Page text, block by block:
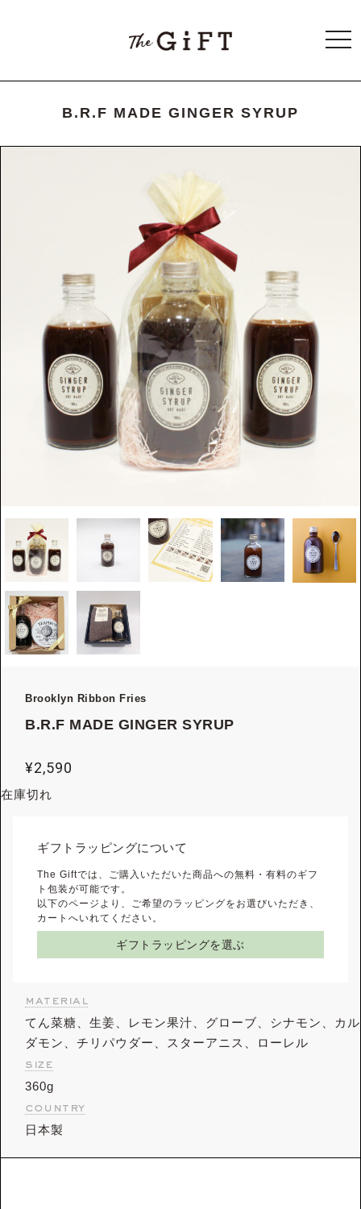
B.R.F MADE GINGER SYRUP
Brooklyn Ribbon Fries
B.R.F MADE GINGER SYRUP
¥2,590
在庫切れ
ギフトラッピングについて
The Giftでは、ご購入いただいた商品への無料・有料のギフ
ト包装が可能です。
以下のページより、ご希望のラッピングをお選びいただき、
カートへいれてください。
ギフトラッピングを選ぶ
material
てん菜糖、生姜、レモン果汁、グローブ、シナモン、カル
ダモン、チリパウダー、スターアニス、ローレル
size
360g
country
日本製